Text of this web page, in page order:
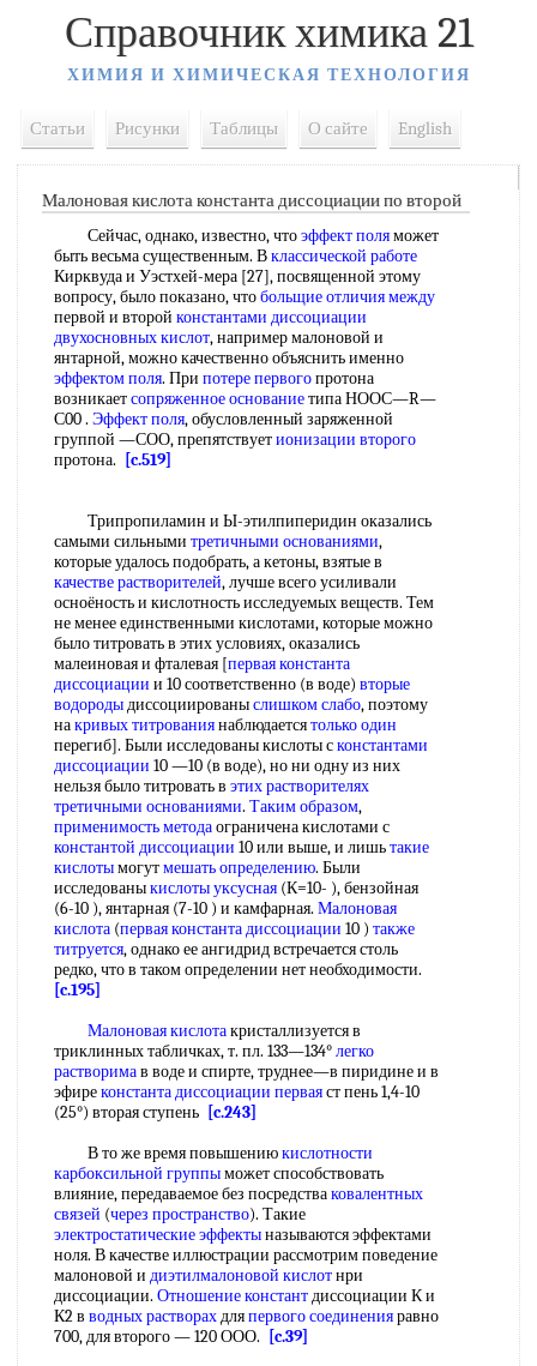
Справочник химика 21
ХИМИЯ И ХИМИЧЕСКАЯ ТЕХНОЛОГИЯ
Статьи Рисунки Таблицы О сайте English
Малоновая кислота константа диссоциации по второй
Сейчас, однако, известно, чтоэффект поляможет
быть весьма существенным. Вклассической работе
Кирквуда и Уэстхей-мера [27], посвященной этому
вопросу, было показано, чтобольщиеотличия между
первой и второй константами диссоциации
двухосновных кислот, например малоновой и
янтарной, можно качественно объяснить именно
эффектом поля. При потере первогопротона
возникаетсопряженное основаниетипа НООС—R—
С00 . Эффект поля, обусловленный заряженной
группой —СОО, препятствуетионизации второго
протона.
[c.519]
Трипропиламин и Ы-этилпиперидин оказались
самыми сильными третичными основаниями,
которые удалось подобрать, а кетоны, взятые в
качестве растворителей, лучше всего усиливали
осноёность и кислотность исследуемых веществ. Тем
не менее единственными кислотами, которые можно
было титровать в этих условиях, оказались
малеиновая и фталевая [первая константа
диссоциации и 10 соответственно (в воде) вторые
водородыдиссоциированыслишком слабо, поэтому
накривых титрованиянаблюдаетсятолько один
перегиб]. Были исследованы кислоты сконстантами
диссоциации 10 —10 (в воде), но ни одну из них
нельзя было титровать в этих растворителях
третичными основаниями. Таким образом,
применимость методаограничена кислотами с
константой диссоциации 10 или выше, и лишьтакие
кислотымогутмешать определению. Были
исследованыкислоты уксусная (К=10- ), бензойная
(6-10 ), янтарная (7-10 ) и камфарная. Малоновая
кислота (первая константа диссоциации 10 ) также
титруется, однако ее ангидрид встречается столь
редко, что в таком определении нет необходимости.
[c.195]
Малоновая кислотакристаллизуется в
триклинных табличках, т. пл. 133—134°легко
растворимав воде и спирте, труднее—в пиридине и в
эфиреконстанта диссоциации перваяст пень 1,4-10
(25°) вторая ступень [c.243]
В то же время повышениюкислотности
карбоксильной группыможет способствовать
влияние, передаваемое без посредстваковалентных
связей (через пространство). Такие
электростатические эффектыназываются эффектами
ноля. В качестве иллюстрации рассмотрим поведение
малоновой и диэтилмалоновой кислотнри
диссоциации. Отношение константдиссоциации К и
К2 в водных растворахдляпервого соединенияравно
700, для второго — 120 ООО.
[c.39]